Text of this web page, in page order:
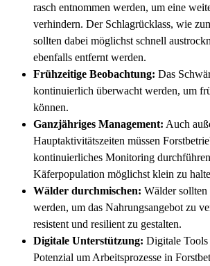
rasch entnommen werden, um eine
verhindern. Der Schlagrücklass, wie
sollten dabei möglichst schnell
ebenfalls entfernt werden.
Frühzeitige Beobachtung: Das
kontinuierlich überwacht werden, um
können.
Ganzjähriges Management: Auch
Hauptaktivitätszeiten müssen
kontinuierliches Monitoring
Käferpopulation möglichst klein zu
Wälder durchmischen: Wälder sollten
werden, um das Nahrungsangebot zu
resistent und resilient zu gestalten.
Digitale Unterstützung: Digitale Tools
Potenzial um Arbeitsprozesse in